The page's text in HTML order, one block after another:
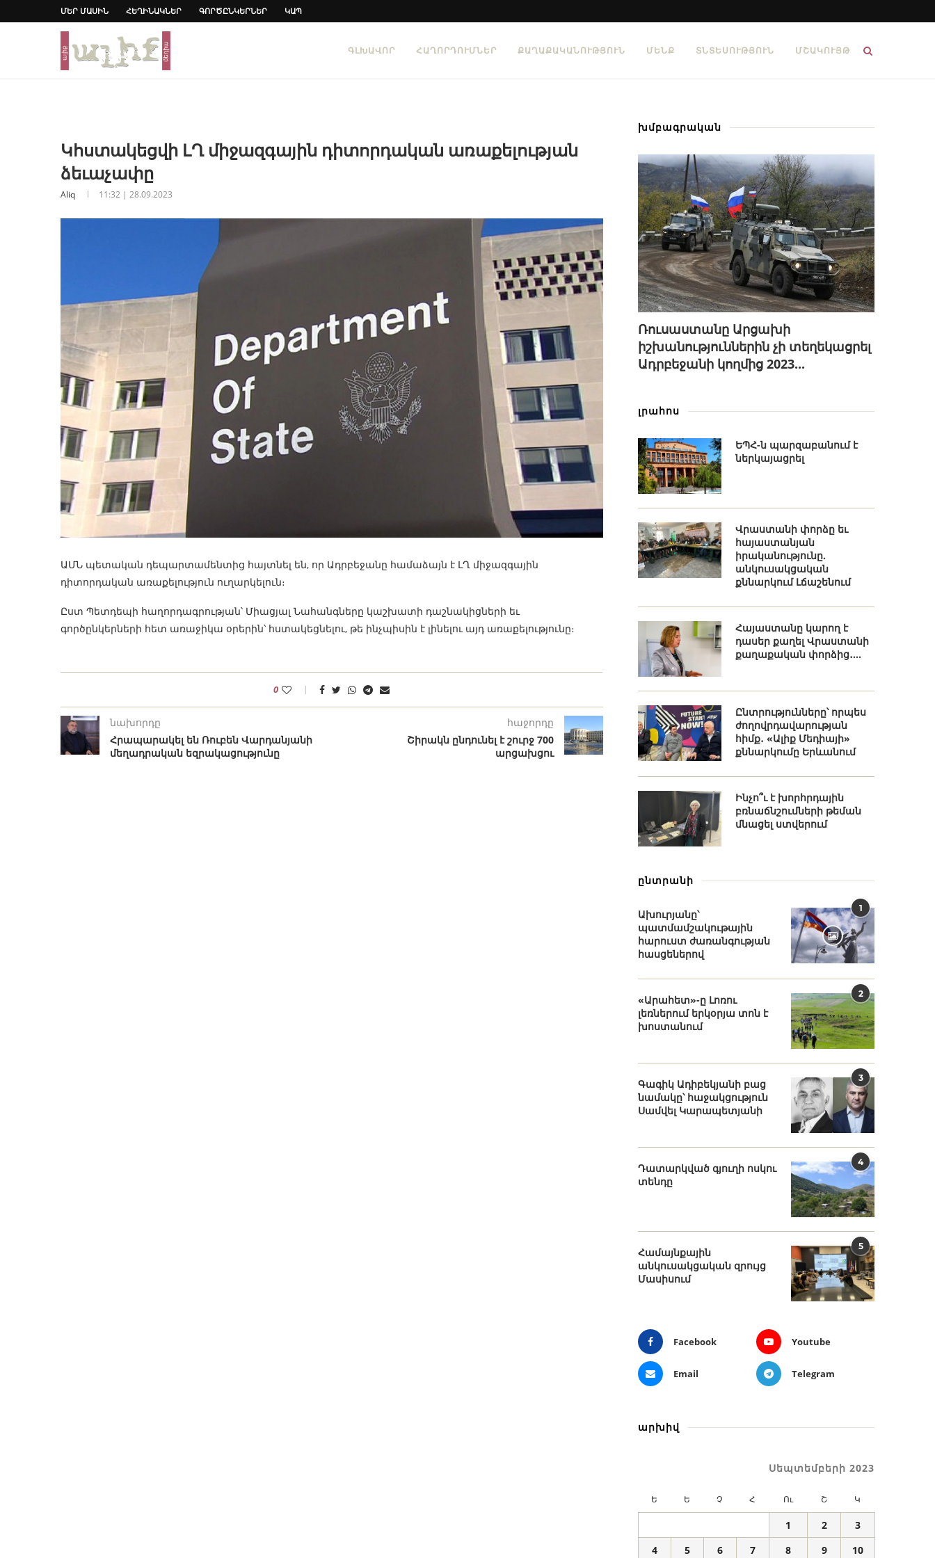
ՄԵՐ ՄԱՍԻՆ ՀԵՂԻՆԱԿՆԵՐ ԳՈՐԾԸՆԿԵՐՆԵՐ ԿԱՊ
ԳԼԽԱՎՈՐ ՀԱՂՈՐԴՈՒՄՆԵՐ ՔԱՂԱՔԱԿԱՆՈՒԹՅՈՒՆ ՄԵՆՔ ՏՆՏԵՍՈՒԹՅՈՒՆ ՄՇԱԿՈՒՅԹ
Կհստակեցվի ԼՂ միջազգային դիտորդական առաքելության
ձեւաչափը
Aliq 11:32 | 28.09.2023
ԱՄՆ պետական դեպարտամենտից հայտնել են, որ Ադրբեջանը համաձայն է ԼՂ միջազգային
դիտորդական առաքելություն ուղարկելուն։
Ըստ Պետդեպի հաղորդագրության՝ Միացյալ Նահանգները կաշխատի դաշնակիցների եւ
գործընկերների հետ առաջիկա օրերին՝ հստակեցնելու, թե ինչպիսին է լինելու այդ առաքելությունը։
0
նախորդը
Հրապարակել են Ռուբեն Վարդանյանի
մեղադրական եզրակացությունը
հաջորդը
Շիրակն ընդունել է շուրջ 700
արցախցու
խմբագրական
Ռուսաստանը Արցախի
իշխանություններին չի տեղեկացրել
Ադրբեջանի կողմից 2023...
լրահոս
ԵՊՀ-ն պարզաբանում է
ներկայացրել
Վրաստանի փորձը եւ
հայաստանյան
իրականությունը.
անկուսակցական
քննարկում Լճաշենում
Հայաստանը կարող է
դասեր քաղել Վրաստանի
քաղաքական փորձից․...
Ընտրությունները՝ որպես
ժողովրդավարության
հիմք․ «Ալիք Մեդիայի»
քննարկումը Երևանում
Ինչո՞ւ է խորհրդային
բռնաճնշումների թեման
մնացել ստվերում
ընտրանի
1
Ախուրյանը՝
պատմամշակութային
հարուստ ժառանգության
հասցեներով
2
«Արահետ»-ը Լոռու
լեռներում երկօրյա տոն է
խոստանում
3
Գագիկ Ադիբեկյանի բաց
նամակը՝ հաջակցություն
Սամվել Կարապետյանի
4
Դատարկված գյուղի ոսկու
տենդը
5
Համայնքային
անկուսակցական զրույց
Մասիսում
Facebook Youtube
Email Telegram
արխիվ
Սեպտեմբերի 2023
Ե Ե Չ Հ Ու Շ Կ
1 2
3
4
5 6 7 8 9
10